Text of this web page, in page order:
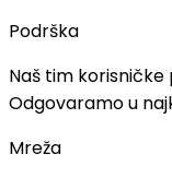
Podrška
Naš tim korisničke
Odgovaramo u
Mreža